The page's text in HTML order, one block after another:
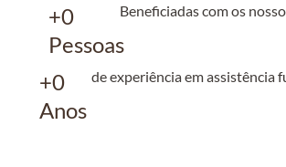
+0
Pessoas
Beneficiadas com os
+0
Anos
de experiência em assistência